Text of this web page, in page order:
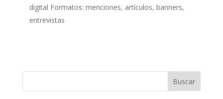
digital Formatos: menciones, artículos, banners,
entrevistas
Buscar